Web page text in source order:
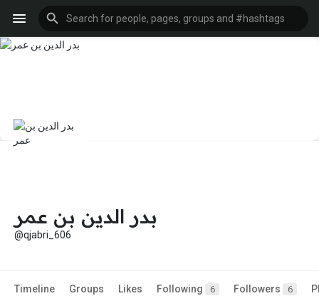
بدر الدين بن عمر
@qjabri_606
Timeline Groups Likes Following 6 Followers 6